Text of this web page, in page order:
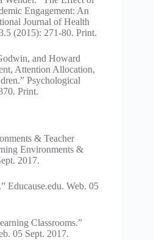
Engagement: An
Journal of Health
(2015): 271-80. Print.
and Howard
Attention Allocation,
Psychological
Print.
& Teacher
Environments &
2017.
Educause.edu. Web. 05
Classrooms.”
05 Sept. 2017.